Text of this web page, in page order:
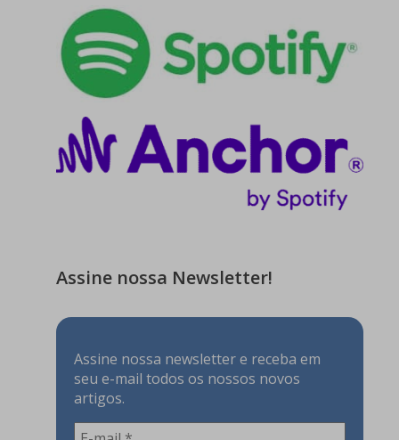
Assine nossa Newsletter!
Assine nossa newsletter e receba em
seu e-mail todos os nossos novos
artigos.